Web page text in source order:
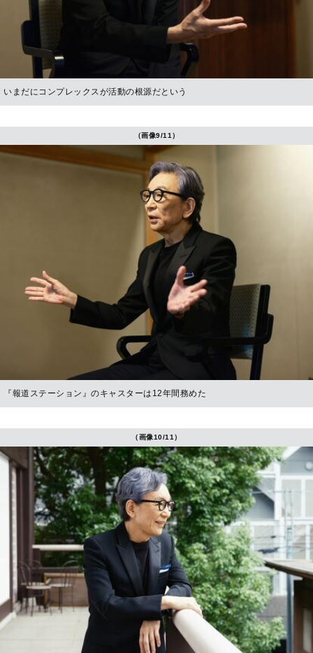
いまだにコンプレックスが活動の根源だという
（画像9/11）
『報道ステーション』のキャスターは12年間務めた
（画像10/11）